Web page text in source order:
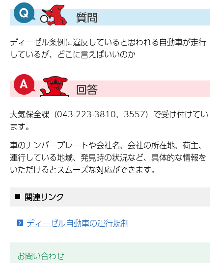
ディーゼル条例に違反していると思われる自動車が走行
しているが、どこに言えばいいのか
大気保全課（043-223-3810、3557）で受け付けてい
ます。
車のナンバープレートや会社名、会社の所在地、荷主、
運行している地域、発見時の状況など、具体的な情報を
いただけるとスムーズな対応ができます。
関連リンク
ディーゼル自動車の運行規制
お問い合わせ